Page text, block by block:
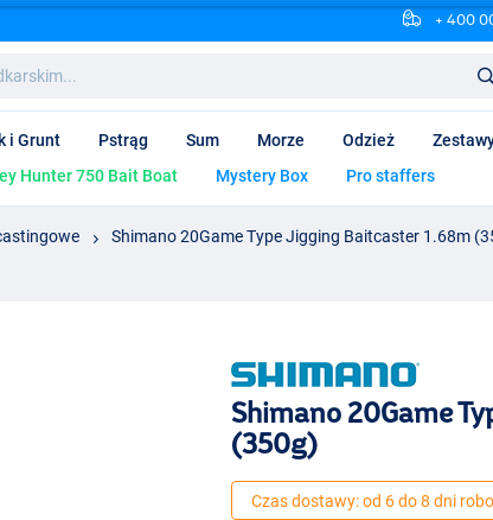
+ 400
i Grunt Pstrąg Sum Morze Odzież
Hunter 750 Bait Boat Mystery Box Pro staffers
Shimano 20Game Type Jigging Baitcaster 1.68m
Shimano 20Game
(350g)
Czas dostawy: od 6 do 8 dni